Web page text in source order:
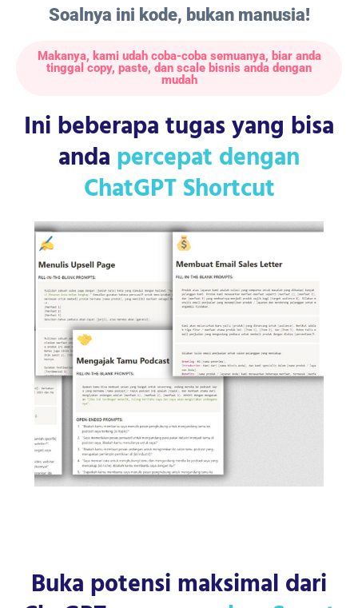
Soalnya ini kode, bukan manusia!
Makanya, kami udah coba-coba semuanya, biar anda
tinggal copy, paste, dan scale bisnis anda dengan
mudah
Ini beberapa tugas yang bisa
anda percepat dengan
ChatGPT Shortcut
Buka potensi maksimal dari